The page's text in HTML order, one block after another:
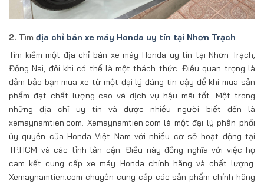
2. Tìm địa chỉ bán xe máy Honda uy tín tại Nhơn Trạch
Tìm kiếm một địa chỉ bán xe máy Honda uy tín tại Nhơn Trạch,
Đồng Nai, đôi khi có thể là một thách thức. Điều quan trọng là
đảm bảo bạn mua xe từ một đại lý đáng tin cậy để khi mua sản
phẩm đạt chất lượng cao và dịch vụ hậu mãi tốt. Một trong
những địa chỉ uy tín và được nhiều người biết đến là
xemaynamtien.com. Xemaynamtien.com là một đại lý phân phối
ủy quyền của Honda Việt Nam với nhiều cơ sở hoạt động tại
TP.HCM và các tỉnh lân cận. Điều này đồng nghĩa với việc họ
cam kết cung cấp xe máy Honda chính hãng và chất lượng.
Xemaynamtien.com chuyên cung cấp các sản phẩm chính hãng